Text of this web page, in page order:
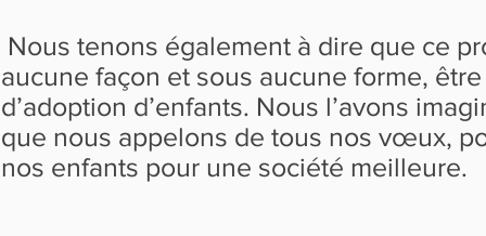
Nous tenons également à dire que ce
aucune façon et sous aucune forme,
d’adoption d’enfants. Nous l’avons
que nous appelons de tous nos vœux,
nos enfants pour une société meilleure.